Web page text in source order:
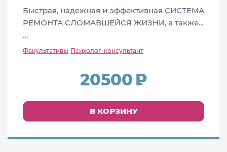
Быстрая, надежная и эффективная СИСТЕМА
РЕМОНТА СЛОМАВШЕЙСЯ ЖИЗНИ, а также...
…
Факультативы Психолог-консультант
20500
В КОРЗИНУ